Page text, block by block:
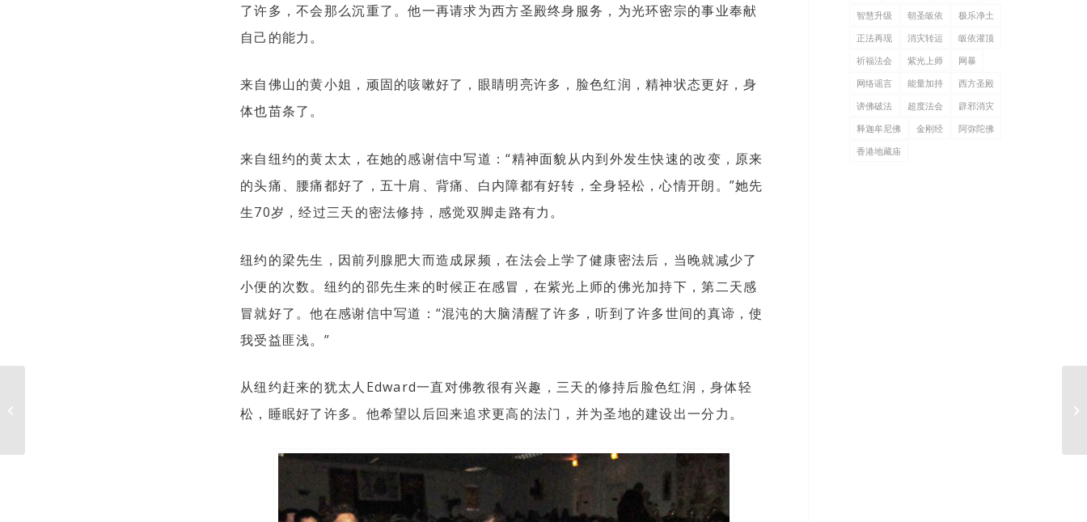
了许多，不会那么沉重了。他一再请求为西方圣殿终身服务，为光环密宗的事业奉献
自己的能力。
来自佛山的黄小姐，顽固的咳嗽好了，眼睛明亮许多，脸色红润，精神状态更好，身
体也苗条了。
来自纽约的黄太太，在她的感谢信中写道：“精神面貌从内到外发生快速的改变，原来
的头痛、腰痛都好了，五十肩、背痛、白内障都有好转，全身轻松，心情开朗。”她先
生70岁，经过三天的密法修持，感觉双脚走路有力。
纽约的梁先生，因前列腺肥大而造成尿频，在法会上学了健康密法后，当晚就减少了
小便的次数。纽约的邵先生来的时候正在感冒，在紫光上师的佛光加持下，第二天感
冒就好了。他在感谢信中写道：“混沌的大脑清醒了许多，听到了许多世间的真谛，使
我受益匪浅。”
从纽约赶来的犹太人Edward一直对佛教很有兴趣，三天的修持后脸色红润，身体轻
松，睡眠好了许多。他希望以后回来追求更高的法门，并为圣地的建设出一分力。
智慧升级
朝圣皈依
极乐净土
正法再现
消灾转运
皈依灌顶
祈福法会
紫光上师
网暴
网络谣言
能量加持
西方圣殿
谤佛破法
超度法会
辟邪消灾
释迦牟尼佛
金刚经
阿弥陀佛
香港地藏庙